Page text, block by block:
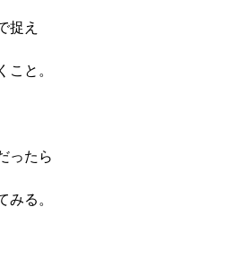
捉え
こと。
ったら
みる。